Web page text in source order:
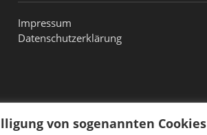
von sogenannten Cookies
Impressum
Datenschutzerklärung